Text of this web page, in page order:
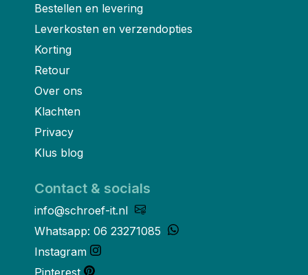
Bestellen en levering
Leverkosten en verzendopties
Korting
Retour
Over ons
Klachten
Privacy
Klus blog
Contact & socials
info@schroef-it.nl
Whatsapp: 06 23271085
Instagram
Pinterest